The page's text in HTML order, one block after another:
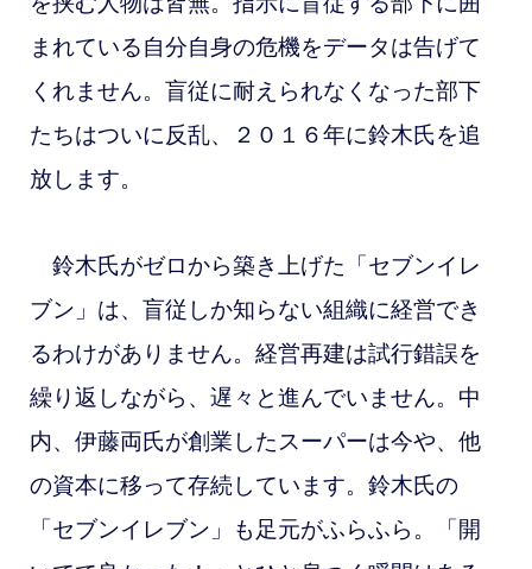
まれている自分自身の危機をデータは告げて
くれません。 盲従に耐えられなくなった部下
たちはついに反乱、２０１６年に鈴木氏を追
放します。
鈴木氏がゼロから築き上げた「セブンイレ
ブン」は、盲従しか知らない組織に経営でき
るわけがありません。経営再建は試行錯誤を
繰り返しながら、遅々と進んでいません。中
内、伊藤両氏が創業したスーパーは今や、他
の資本に移って存続しています。鈴木氏の
「セブンイレブン」も足元がふらふら。「開